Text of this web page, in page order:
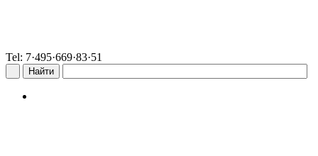
Tel: 7·495·669·83·51